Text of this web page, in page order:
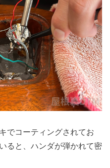
でコーティングされてお
ると、ハンダが弾かれて密